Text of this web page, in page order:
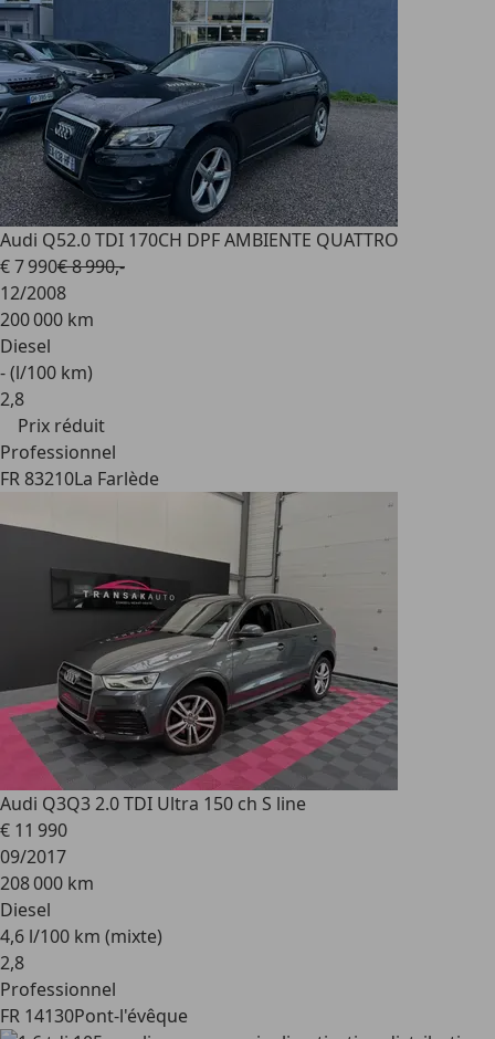
Audi Q52.0 TDI 170CH DPF AMBIENTE QUATTRO
€ 7 990€ 8 990,-
12/2008
200 000 km
Diesel
- (l/100 km)
2,8
Prix réduit
Professionnel
FR 83210La Farlède
Audi Q3Q3 2.0 TDI Ultra 150 ch S line
€ 11 990
09/2017
208 000 km
Diesel
4,6 l/100 km (mixte)
2,8
Professionnel
FR 14130Pont-l'évêque